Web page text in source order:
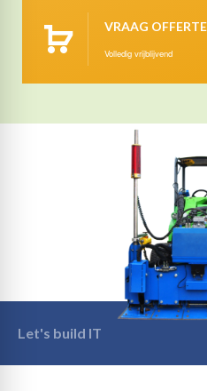
VRAAG
Volledig vrijblijvend
Let's build IT